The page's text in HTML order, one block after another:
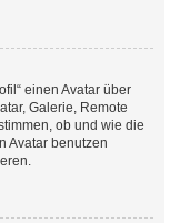
einen Avatar über
Galerie, Remote
ob und wie die
Avatar benutzen